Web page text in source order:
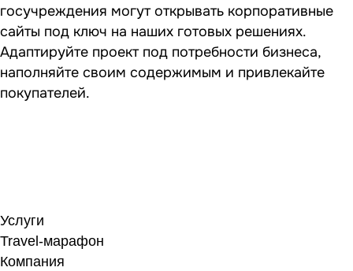
госучреждения могут открывать корпоративные
сайты под ключ на наших готовых решениях.
Адаптируйте проект под потребности бизнеса,
наполняйте своим содержимым и привлекайте
покупателей.
Услуги
Travel-марафон
Компания